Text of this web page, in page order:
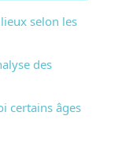
selon les
des
certains âges